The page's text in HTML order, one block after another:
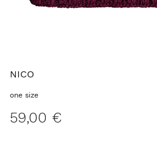
NICO
one size
59,00 €